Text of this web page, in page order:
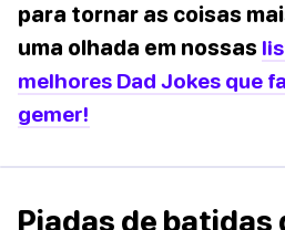
para tornar as coisas
uma olhada em nossas
melhores Dad Jokes que
gemer!
Piadas de batidas